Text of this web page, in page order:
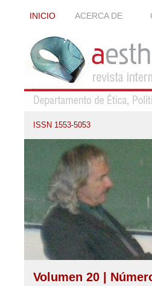
INICIO ACERCA DE
ISSN 1553-5053
Volumen 20 |